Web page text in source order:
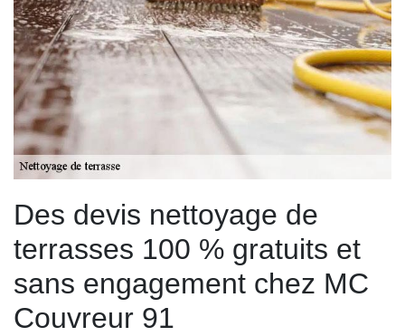
Des devis nettoyage de
terrasses 100 % gratuits et
sans engagement chez MC
Couvreur 91